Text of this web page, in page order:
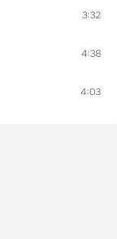
3:32
4:38
4:03